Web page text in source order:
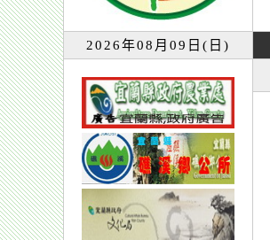
2026年08月09日(日)